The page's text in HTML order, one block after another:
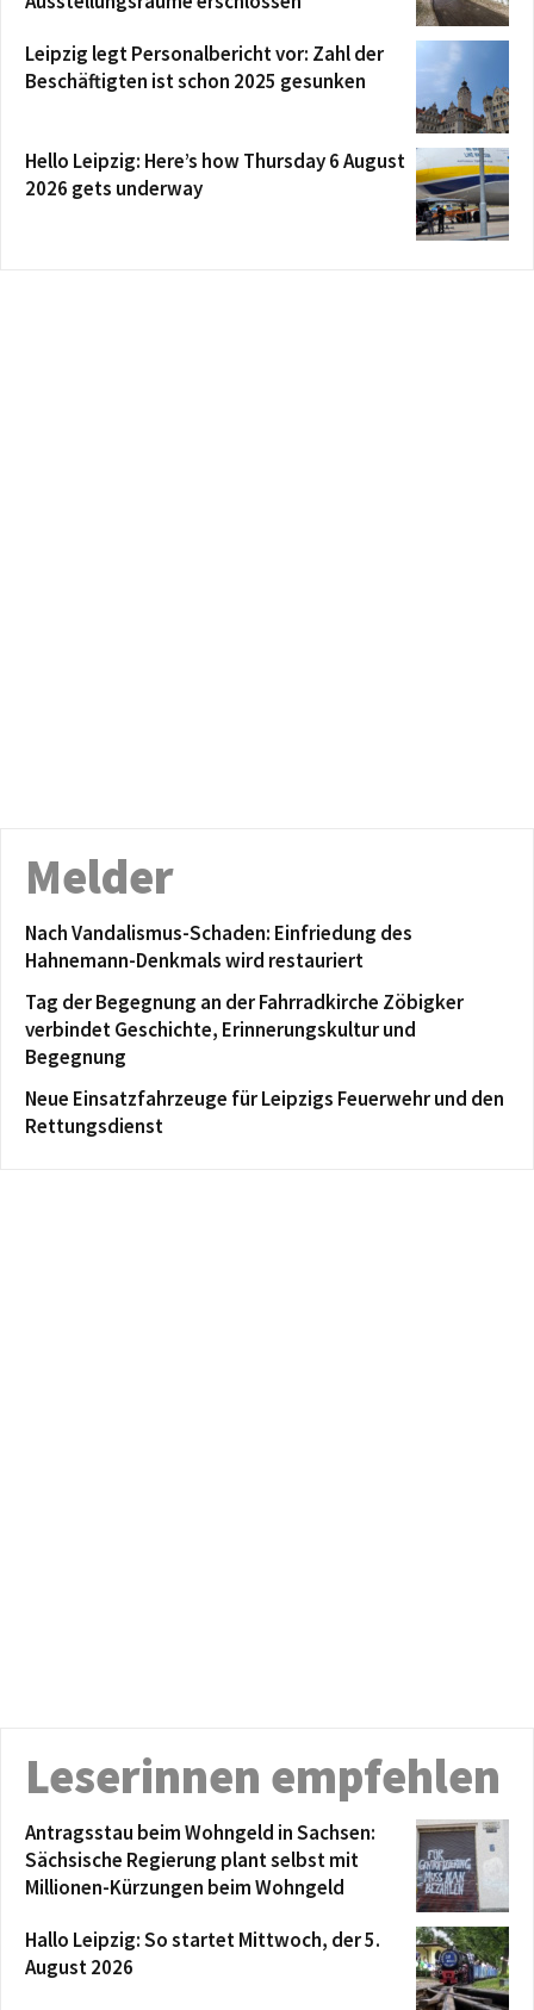
Leipzig legt Personalbericht vor: Zahl der
Beschäftigten ist schon 2025 gesunken
Hello Leipzig: Here’s how Thursday 6 August
2026 gets underway
Melder
Nach Vandalismus-Schaden: Einfriedung des
Hahnemann-Denkmals wird restauriert
Tag der Begegnung an der Fahrradkirche Zöbigker
verbindet Geschichte, Erinnerungskultur und
Begegnung
Neue Einsatzfahrzeuge für Leipzigs Feuerwehr und den
Rettungsdienst
Leserinnen empfehlen
Antragsstau beim Wohngeld in Sachsen:
Sächsische Regierung plant selbst mit
Millionen-Kürzungen beim Wohngeld
Hallo Leipzig: So startet Mittwoch, der 5.
August 2026